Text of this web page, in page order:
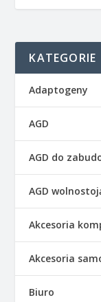
KATEGORIE
Adaptogeny
AGD
AGD do
AGD
Akcesoria
Akcesoria
Biuro